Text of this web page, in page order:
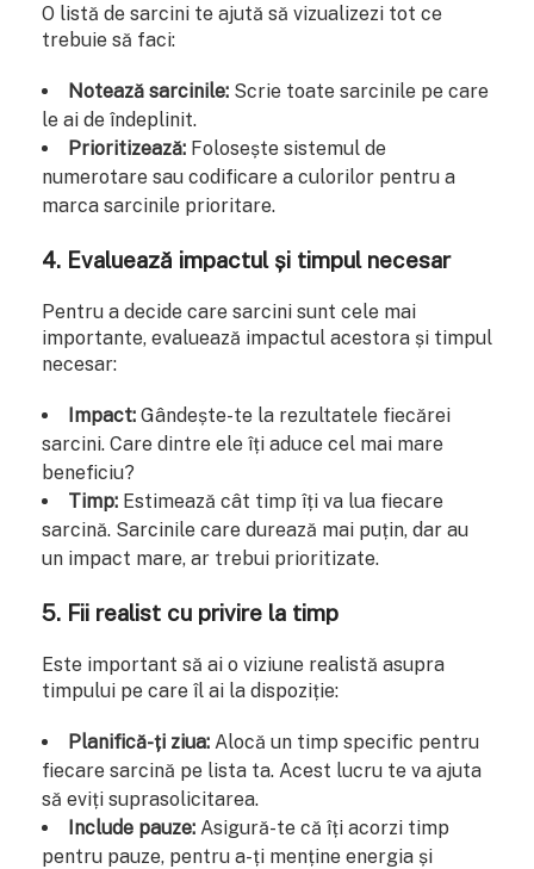
O listă de sarcini te ajută să vizualizezi tot ce
trebuie să faci:
Notează sarcinile: Scrie toate sarcinile pe care
le ai de îndeplinit.
Prioritizează: Folosește sistemul de
numerotare sau codificare a culorilor pentru a
marca sarcinile prioritare.
4. Evaluează impactul și timpul necesar
Pentru a decide care sarcini sunt cele mai
importante, evaluează impactul acestora și timpul
necesar:
Impact: Gândește-te la rezultatele fiecărei
sarcini. Care dintre ele îți aduce cel mai mare
beneficiu?
Timp: Estimează cât timp îți va lua fiecare
sarcină. Sarcinile care durează mai puțin, dar au
un impact mare, ar trebui prioritizate.
5. Fii realist cu privire la timp
Este important să ai o viziune realistă asupra
timpului pe care îl ai la dispoziție:
Planifică-ți ziua: Alocă un timp specific pentru
fiecare sarcină pe lista ta. Acest lucru te va ajuta
să eviți suprasolicitarea.
Include pauze: Asigură-te că îți acorzi timp
pentru pauze, pentru a-ți menține energia și